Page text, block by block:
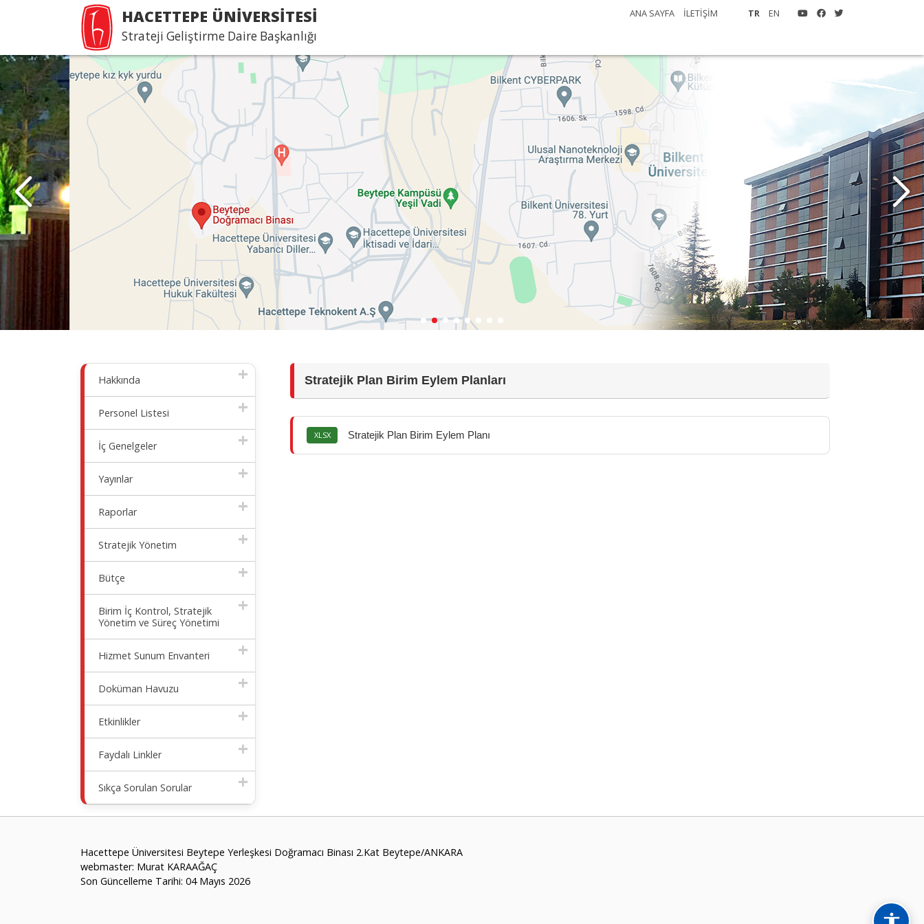
HACETTEPE ÜNİVERSİTESİ
Strateji Geliştirme Daire Başkanlığı
TR EN
ANA SAYFA İLETİŞİM
Hakkında
Personel Listesi
İç Genelgeler
Yayınlar
Raporlar
Stratejik Yönetim
Bütçe
Birim İç Kontrol, Stratejik
Yönetim ve Süreç Yönetimi
Hizmet Sunum Envanteri
Doküman Havuzu
Etkinlikler
Faydalı Linkler
Sıkça Sorulan Sorular
Stratejik Plan Birim Eylem Planları
XLSX Stratejik Plan Birim Eylem Planı
Hacettepe Üniversitesi Beytepe Yerleşkesi Doğramacı Binası 2.Kat Beytepe/ANKARA
webmaster: Murat KARAAĞAÇ
Son Güncelleme Tarihi: 04 Mayıs 2026